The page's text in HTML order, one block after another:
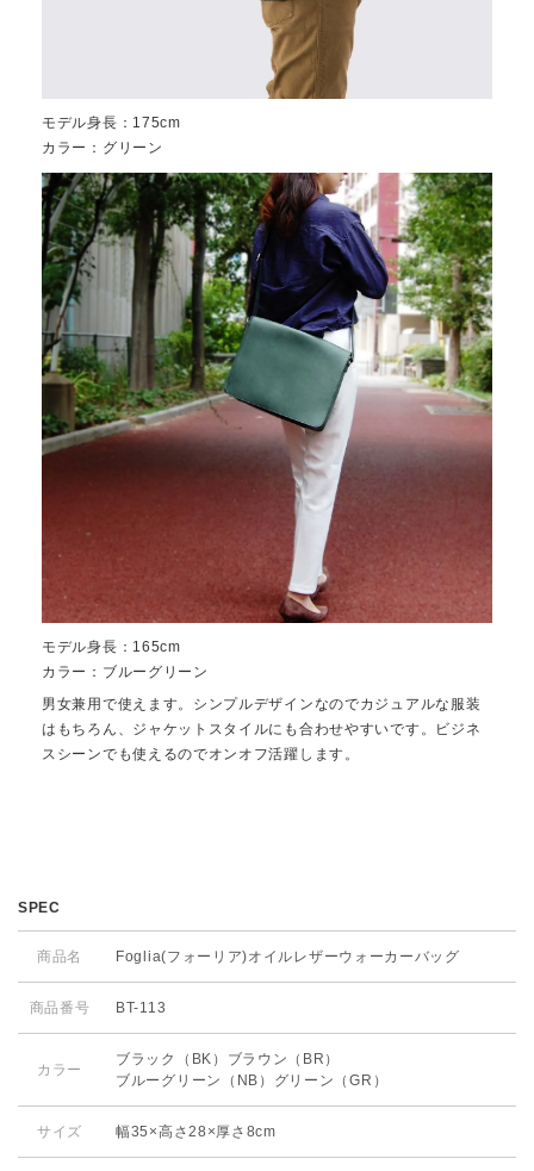
モデル身長：175cm
カラー：グリーン
モデル身長：165cm
カラー：ブルーグリーン
男女兼用で使えます。シンプルデザインなのでカジュアルな服装
はもちろん、ジャケットスタイルにも合わせやすいです。ビジネ
スシーンでも使えるのでオンオフ活躍します。
SPEC
商品名 Foglia(フォーリア)オイルレザーウォーカーバッグ
商品番号 BT-113
カラー
ブラック（BK）ブラウン（BR）
ブルーグリーン（NB）グリーン（GR）
サイズ 幅35×高さ28×厚さ8cm